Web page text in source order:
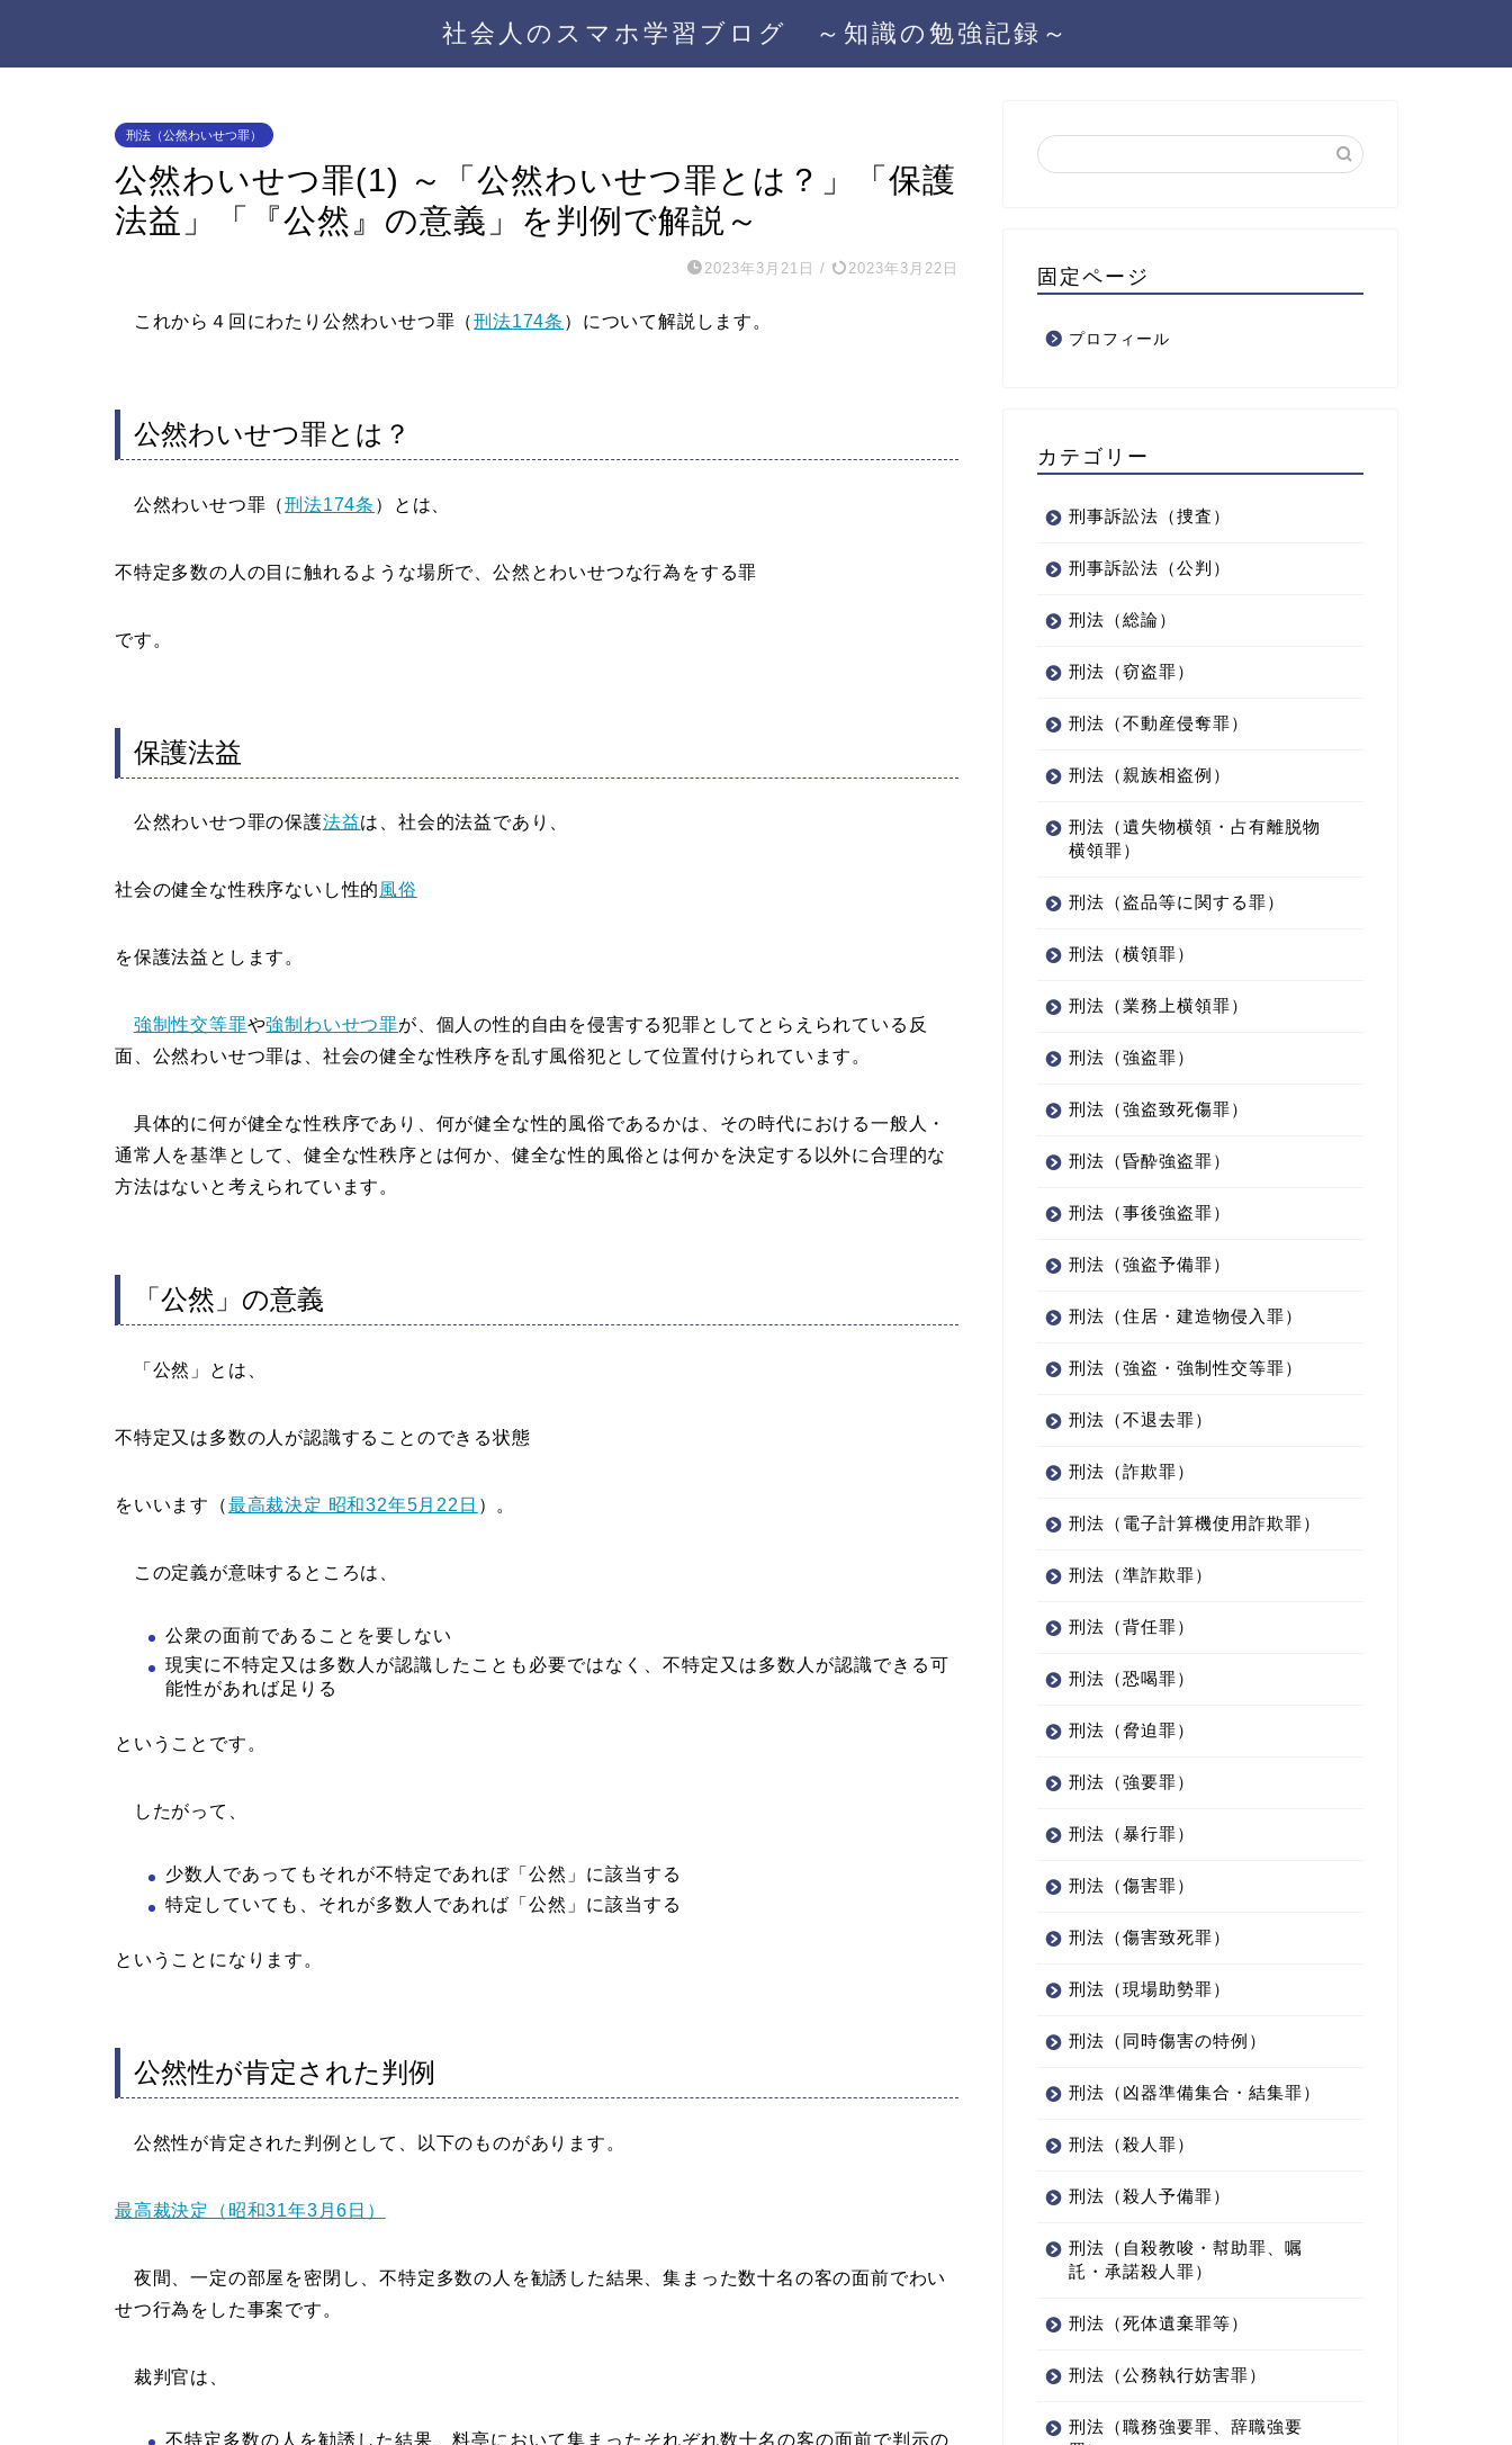
社会人のスマホ学習ブログ ～知識の勉強記録～
刑法（公然わいせつ罪）
公然わいせつ罪(1) ～「公然わいせつ罪とは？」「保護
法益」「『公然』の意義」を判例で解説～
2023年3月21日 / 2023年3月22日
これから４回にわたり公然わいせつ罪（刑法174条 ）について解説します。
公然わいせつ罪とは？
公然わいせつ罪（刑法174条 ）とは、
不特定多数の人の目に触れるような場所で、公然とわいせつな行為をする罪
です。
保護法益
公然わいせつ罪の保護法益は、社会的法益であり、
社会の健全な性秩序ないし性的 風俗
を保護法益とします。
強制性交等罪や強制わいせつ罪が、個人の性的自由を侵害する犯罪としてとらえられている反
面、公然わいせつ罪は、社会の健全な性秩序を乱す風俗犯として位置付けられています。
具体的に何が健全な性秩序であり、何が健全な性的風俗であるかは、その時代における一般人・
通常人を基準として、健全な性秩序とは何か、健全な性的風俗とは何かを決定する以外に合理的な
方法はないと考えられています。
「公然」の意義
「公然」とは、
不特定又は多数の人が認識することのできる状態
をいいます（最高裁決定 昭和32年5月22日 ）。
この定義が意味するところは、
公衆の面前であることを要しない
現実に不特定又は多数人が認識したことも必要ではなく、不特定又は多数人が認識できる可
能性があれば足りる
ということです。
したがって、
少数人であってもそれが不特定であれぼ「公然」に該当する
特定していても、それが多数人であれば「公然」に該当する
ということになります。
公然性が肯定された判例
公然性が肯定された判例として、以下のものがあります。
最高裁決定（昭和31年3月6日）
夜間、一定の部屋を密閉し、不特定多数の人を勧誘した結果、集まった数十名の客の面前でわい
せつ行為をした事案です。
裁判官は、
不特定多数の人を勧誘した結果、料亭において集まったそれぞれ数十名の客の面前で判示の
固定ページ
プロフィール
カテゴリー
刑事訴訟法（捜査）
刑事訴訟法（公判）
刑法（総論）
刑法（窃盗罪）
刑法（不動産侵奪罪）
刑法（親族相盗例）
刑法（遺失物横領・占有離脱物
横領罪）
刑法（盗品等に関する罪）
刑法（横領罪）
刑法（業務上横領罪）
刑法（強盗罪）
刑法（強盗致死傷罪）
刑法（昏酔強盗罪）
刑法（事後強盗罪）
刑法（強盗予備罪）
刑法（住居・建造物侵入罪）
刑法（強盗・強制性交等罪）
刑法（不退去罪）
刑法（詐欺罪）
刑法（電子計算機使用詐欺罪）
刑法（準詐欺罪）
刑法（背任罪）
刑法（恐喝罪）
刑法（脅迫罪）
刑法（強要罪）
刑法（暴行罪）
刑法（傷害罪）
刑法（傷害致死罪）
刑法（現場助勢罪）
刑法（同時傷害の特例）
刑法（凶器準備集合・結集罪）
刑法（殺人罪）
刑法（殺人予備罪）
刑法（自殺教唆・幇助罪、嘱
託・承諾殺人罪）
刑法（死体遺棄罪等）
刑法（公務執行妨害罪）
刑法（職務強要罪、辞職強要